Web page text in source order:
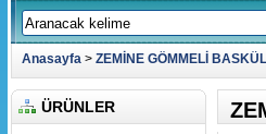
Anasayfa > ZEMİNE GÖMMELİ BASKÜL
ÜRÜNLER